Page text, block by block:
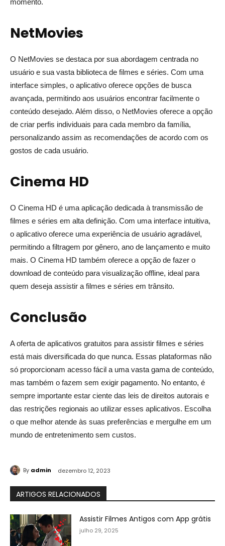
momento.
NetMovies
O NetMovies se destaca por sua abordagem centrada no
usuário e sua vasta biblioteca de filmes e séries. Com uma
interface simples, o aplicativo oferece opções de busca
avançada, permitindo aos usuários encontrar facilmente o
conteúdo desejado. Além disso, o NetMovies oferece a opção
de criar perfis individuais para cada membro da família,
personalizando assim as recomendações de acordo com os
gostos de cada usuário.
Cinema HD
O Cinema HD é uma aplicação dedicada à transmissão de
filmes e séries em alta definição. Com uma interface intuitiva,
o aplicativo oferece uma experiência de usuário agradável,
permitindo a filtragem por gênero, ano de lançamento e muito
mais. O Cinema HD também oferece a opção de fazer o
download de conteúdo para visualização offline, ideal para
quem deseja assistir a filmes e séries em trânsito.
Conclusão
A oferta de aplicativos gratuitos para assistir filmes e séries
está mais diversificada do que nunca. Essas plataformas não
só proporcionam acesso fácil a uma vasta gama de conteúdo,
mas também o fazem sem exigir pagamento. No entanto, é
sempre importante estar ciente das leis de direitos autorais e
das restrições regionais ao utilizar esses aplicativos. Escolha
o que melhor atende às suas preferências e mergulhe em um
mundo de entretenimento sem custos.
By admin dezembro 12, 2023
ARTIGOS RELACIONADOS
Assistir Filmes Antigos com App grátis
julho 29, 2025